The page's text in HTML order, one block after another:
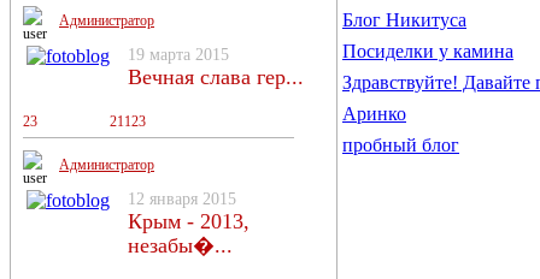
Администратор
19 марта 2015
Вечная слава гер...
23 21123
Администратор
12 января 2015
Крым - 2013,
незабы�...
Блог Никитуса
Посиделки у камина
Здравствуйте! Давайте
Аринко
пробный блог